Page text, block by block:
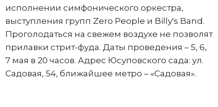
исполнении симфонического оркестра,
выступления групп Zero People и Billy's Band.
Проголодаться на свежем воздухе не позволят
прилавки стрит-фуда. Даты проведения – 5, 6,
7 мая в 20 часов. Адрес Юсуповского сада: ул.
Садовая, 54, ближайшее метро – «Садовая».